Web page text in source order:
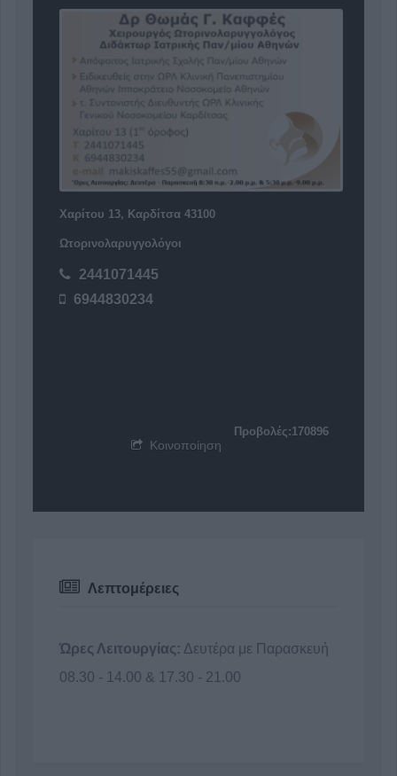
Χαρίτου 13, Καρδίτσα 43100
Ωτορινολαρυγγολόγοι
2441071445
6944830234
Προβολές:170896
Κοινοποίηση
Λεπτομέρειες
Ώρες Λειτουργίας: Δευτέρα με Παρασκευή
08.30 - 14.00 & 17.30 - 21.00